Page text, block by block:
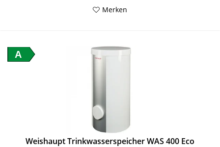
Merken
A
Weishaupt Trinkwasserspeicher WAS 400 Eco